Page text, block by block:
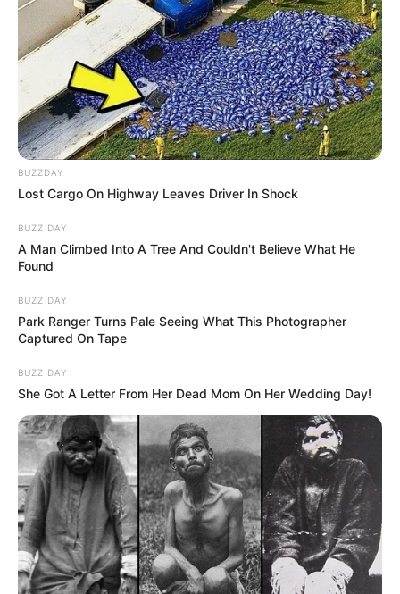
BUZZDAY
Lost Cargo On Highway Leaves Driver In Shock
BUZZ DAY
A Man Climbed Into A Tree And Couldn't Believe What He
Found
BUZZ DAY
Park Ranger Turns Pale Seeing What This Photographer
Captured On Tape
BUZZ DAY
She Got A Letter From Her Dead Mom On Her Wedding Day!